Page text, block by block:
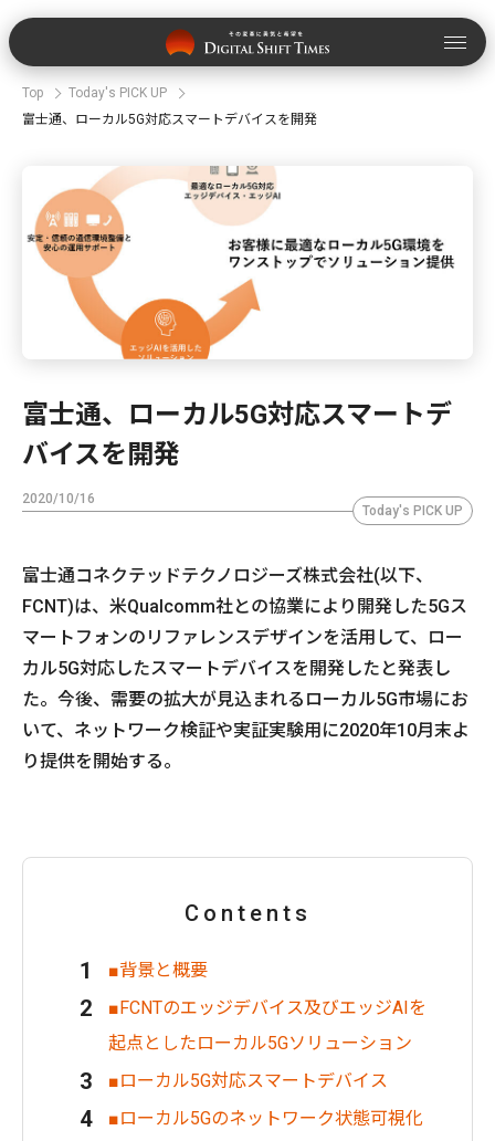
Top
Today's PICK UP
富士通、ローカル5G対応スマートデバイスを開発
富士通、ローカル5G対応スマートデ
バイスを開発
2020/10/16
Today's PICK UP
富士通コネクテッドテクノロジーズ株式会社(以下、
FCNT)は、米Qualcomm社との協業により開発した5Gス
マートフォンのリファレンスデザインを活用して、ロー
カル5G対応したスマートデバイスを開発したと発表し
た。今後、需要の拡大が見込まれるローカル5G市場にお
いて、ネットワーク検証や実証実験用に2020年10月末よ
り提供を開始する。
Contents
■背景と概要
■FCNTのエッジデバイス及びエッジAIを
起点としたローカル5Gソリューション
■ローカル5G対応スマートデバイス
■ローカル5Gのネットワーク状態可視化